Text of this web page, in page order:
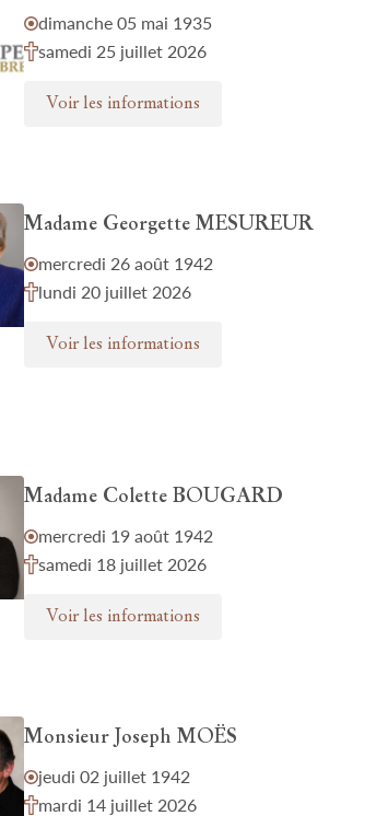
dimanche 05 mai 1935
samedi 25 juillet 2026
Voir les informations
Madame Georgette MESUREUR
mercredi 26 août 1942
lundi 20 juillet 2026
Voir les informations
Madame Colette BOUGARD
mercredi 19 août 1942
samedi 18 juillet 2026
Voir les informations
Monsieur Joseph MOËS
jeudi 02 juillet 1942
mardi 14 juillet 2026